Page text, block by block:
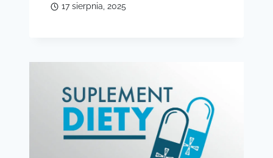
17 sierpnia, 2025